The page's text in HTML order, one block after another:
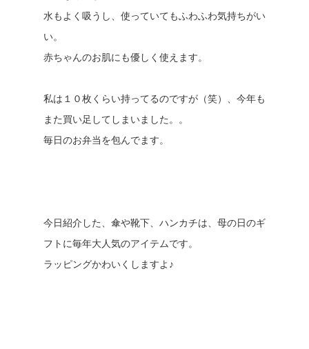
水もよく吸うし、使っていてもふわふわ気持ちがい
い。
赤ちゃんのお肌にも優しく使えます。
私は１０枚くらい持ってるのですが（笑）、今年も
また買い足してしまいました。。
毎日のお弁当を包んでます。
今日紹介した、傘や靴下、ハンカチは、母の日のギ
フトに毎年大人気のアイテムです。
ラッピングかわいくしますよ♪